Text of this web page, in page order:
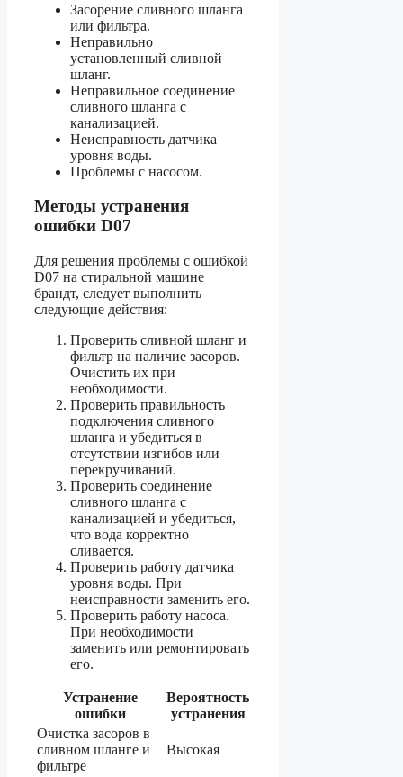
Засорение сливного шланга
или фильтра.
Неправильно
установленный сливной
шланг.
Неправильное соединение
сливного шланга с
канализацией.
Неисправность датчика
уровня воды.
Проблемы с насосом.
Методы устранения
ошибки D07
Для решения проблемы с ошибкой
D07 на стиральной машине
брандт, следует выполнить
следующие действия:
Проверить сливной шланг и
фильтр на наличие засоров.
Очистить их при
необходимости.
Проверить правильность
подключения сливного
шланга и убедиться в
отсутствии изгибов или
перекручиваний.
Проверить соединение
сливного шланга с
канализацией и убедиться,
что вода корректно
сливается.
Проверить работу датчика
уровня воды. При
неисправности заменить его.
Проверить работу насоса.
При необходимости
заменить или ремонтировать
его.
Устранение
ошибки
Вероятность
устранения
Очистка засоров в
сливном шланге и
фильтре
Высокая